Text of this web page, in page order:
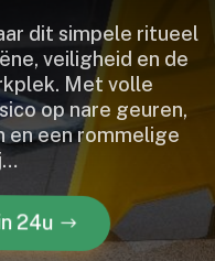
dit simpele ritueel
veiligheid en de
Met volle
op nare geuren,
en een rommelige
24u